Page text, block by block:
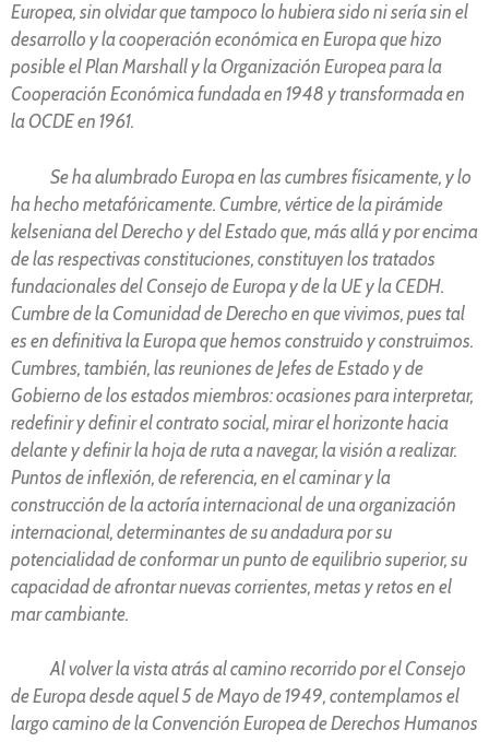
Europea, sin olvidar que tampoco lo hubiera sido ni sería sin el
desarrollo y la cooperación económica en Europa que hizo
posible el Plan Marshall y la Organización Europea para la
Cooperación Económica fundada en 1948 y transformada en
la OCDE en 1961.
Se ha alumbrado Europa en las cumbres físicamente, y lo
ha hecho metafóricamente. Cumbre, vértice de la pirámide
kelseniana del Derecho y del Estado que, más allá y por encima
de las respectivas constituciones, constituyen los tratados
fundacionales del Consejo de Europa y de la UE y la CEDH.
Cumbre de la Comunidad de Derecho en que vivimos, pues tal
es en definitiva la Europa que hemos construido y construimos.
Cumbres, también, las reuniones de Jefes de Estado y de
Gobierno de los estados miembros: ocasiones para interpretar,
redefinir y definir el contrato social, mirar el horizonte hacia
delante y definir la hoja de ruta a navegar, la visión a realizar.
Puntos de inflexión, de referencia, en el caminar y la
construcción de la actoría internacional de una organización
internacional, determinantes de su andadura por su
potencialidad de conformar un punto de equilibrio superior, su
capacidad de afrontar nuevas corrientes, metas y retos en el
mar cambiante.
Al volver la vista atrás al camino recorrido por el Consejo
de Europa desde aquel 5 de Mayo de 1949, contemplamos el
largo camino de la Convención Europea de Derechos Humanos